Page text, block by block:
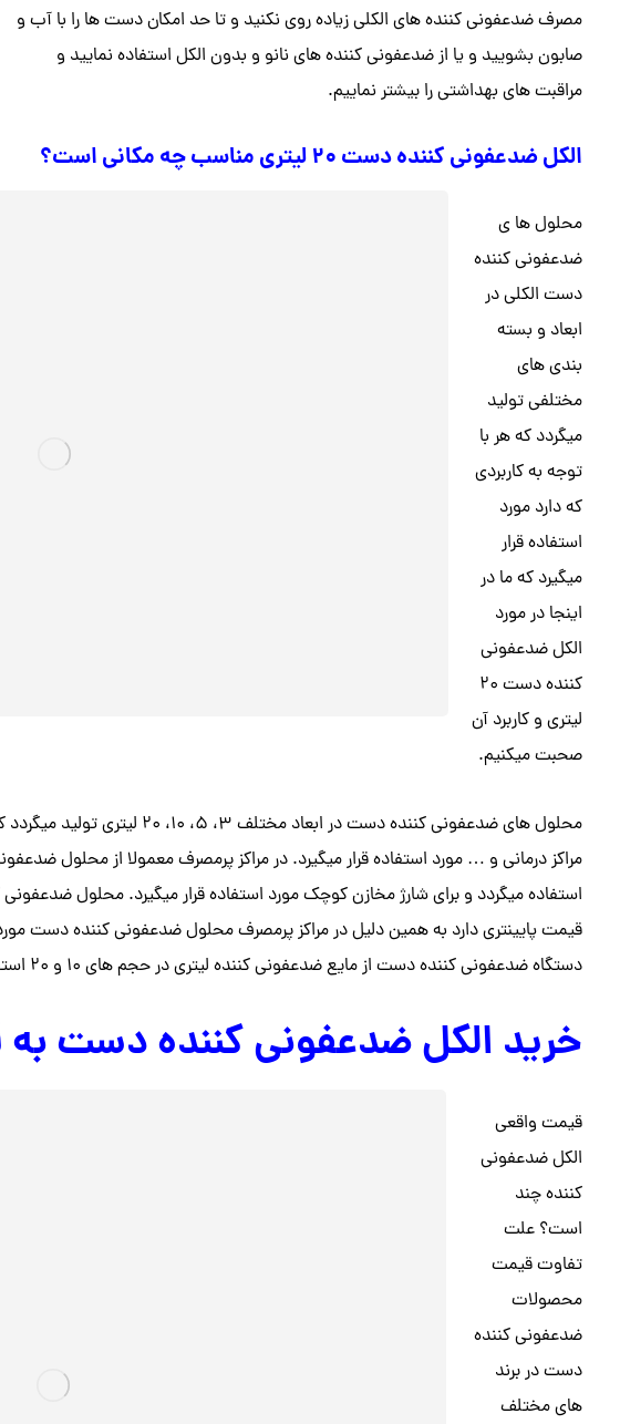
مصرف ضدعفونی کننده های الکلی زیاده روی نکنید و تا حد امکان دست ها را با آب و
صابون بشویید و یا از ضدعفونی کننده های نانو و بدون الکل استفاده نمایید و
مراقبت های بهداشتی را بیشتر نماییم.
الکل ضدعفونی کننده دست ۲۰ لیتری مناسب چه مکانی است؟
محلول ها ی
ضدعفونی کننده
دست الکلی در
ابعاد و بسته
بندی های
مختلفی تولید
میگردد که هر با
توجه به کاربردی
که دارد مورد
استفاده قرار
میگیرد که ما در
اینجا در مورد
الکل ضدعفونی
کننده دست ۲۰
لیتری و کاربرد آن
صحبت میکنیم.
محلول های ضدعفونی کننده دست در
قیمت پایینتری دارد به همین دلیل در مراکز پرمصرف محلول ضدعفونی کننده دست مورد
دستگاه ضدعفونی کننده دست از مایع ضدعفونی کننده لیتری در حجم های ۱۰ و ۲۰ استفاده میکنند.
خرید الکل ضدعفونی کننده دست به
قیمت واقعی
الکل ضدعفونی
کننده چند
است؟ علت
تفاوت قیمت
محصولات
ضدعفونی کننده
دست در برند
های مختلف